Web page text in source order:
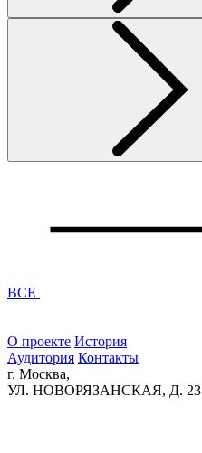
ВСЕ
О проекте История
Аудитория Контакты
г. Москва,
УЛ. НОВОРЯЗАНСКАЯ, Д. 23